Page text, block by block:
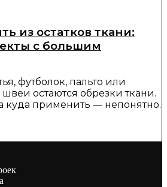
из остатков ткани:
с большим
футболок, пальто или
остаются обрезки ткани.
куда применить — непонятно.